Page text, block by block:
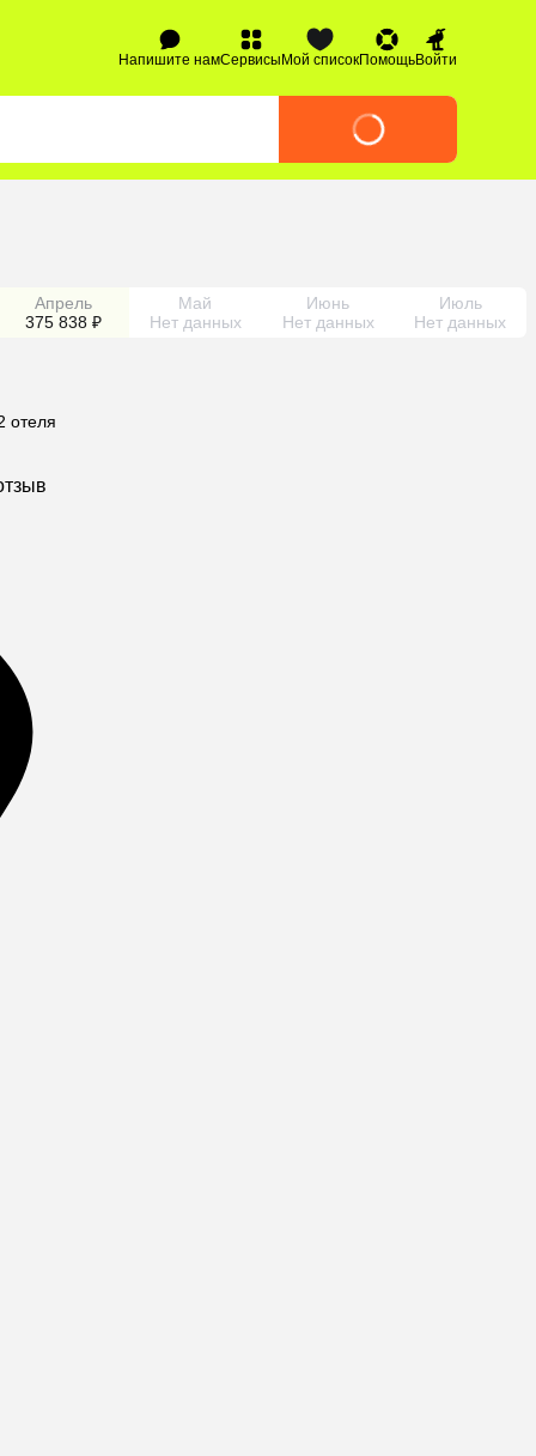
Напишите намСервисыМой списокПомощьВойти
Апрель
375 838 ₽
Май
Нет данных
Июнь
Нет данных
Июль
Нет данных
отеля